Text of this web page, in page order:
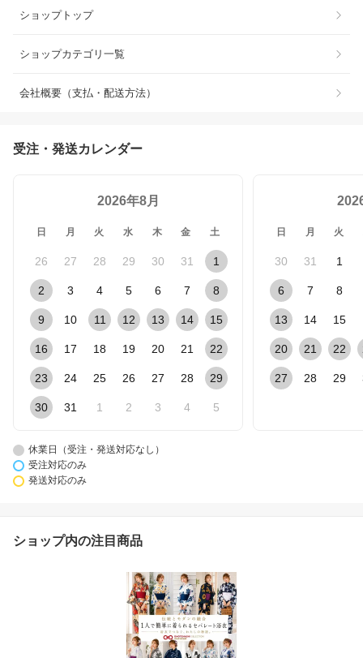
ショップトップ
ショップカテゴリ一覧
会社概要（支払・配送方法）
受注・発送カレンダー
2026年8月
日 月 火 水 木 金 土
26 27 28 29 30 31 1
2 3 4 5 6 7 8
9 10 11 12 13 14 15
16 17 18 19 20 21 22
23 24 25 26 27 28 29
30 31 1 2 3 4 5
日 月 火
30 31 1
6 7 8
13 14 15
20 21 22
27 28 29
休業日（受注・発送対応なし）
受注対応のみ
発送対応のみ
ショップ内の注目商品